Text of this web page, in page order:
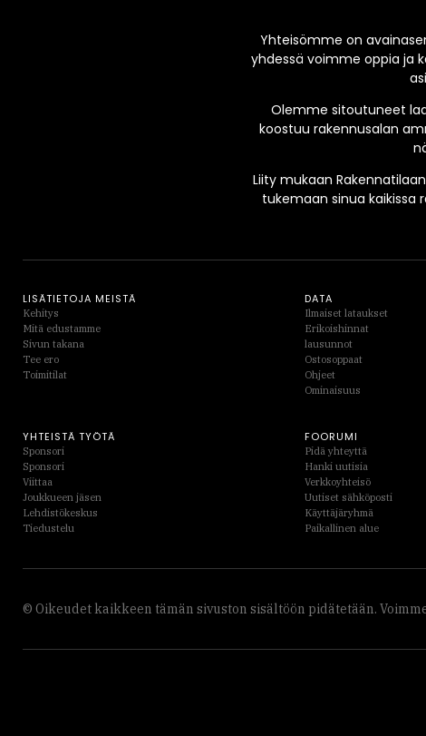
Yhteisömme on
yhdessä voimme oppia ja
Olemme sitoutuneet
koostuu rakennusalan
Liity mukaan
tukemaan sinua kaikissa
© Oikeudet kaikkeen tämän sivuston sisältöön pidätetään.
LISÄTIETOJA MEISTÄ
Kehitys
Mitä edustamme
Sivun takana
Tee ero
Toimitilat
DATA
Ilmaiset lataukset
Erikoishinnat
lausunnot
Ostosoppaat
Ohjeet
Ominaisuus
YHTEISTÄ TYÖTÄ
Sponsori
Sponsori
Viittaa
Joukkueen jäsen
Lehdistökeskus
Tiedustelu
FOORUMI
Pidä yhteyttä
Hanki uutisia
Verkkoyhteisö
Uutiset sähköposti
Käyttäjäryhmä
Paikallinen alue